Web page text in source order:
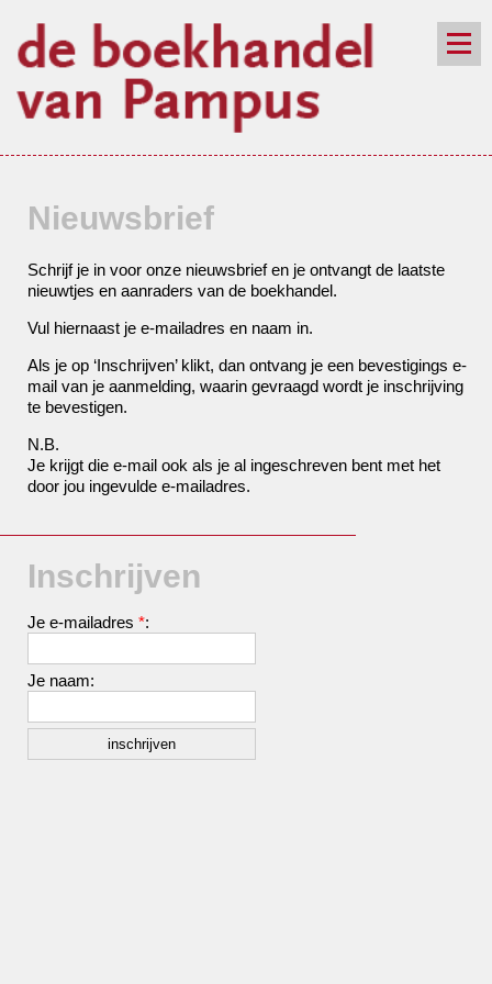
Nieuwsbrief
Schrijf je in voor onze nieuwsbrief en je ontvangt de laatste
nieuwtjes en aanraders van de boekhandel.
Vul hiernaast je e-mailadres en naam in.
Als je op ‘Inschrijven’ klikt, dan ontvang je een bevestigings e-
mail van je aanmelding, waarin gevraagd wordt je inschrijving
te bevestigen.
N.B.
Je krijgt die e-mail ook als je al ingeschreven bent met het
door jou ingevulde e-mailadres.
Inschrijven
Je e-mailadres *:
Je naam: